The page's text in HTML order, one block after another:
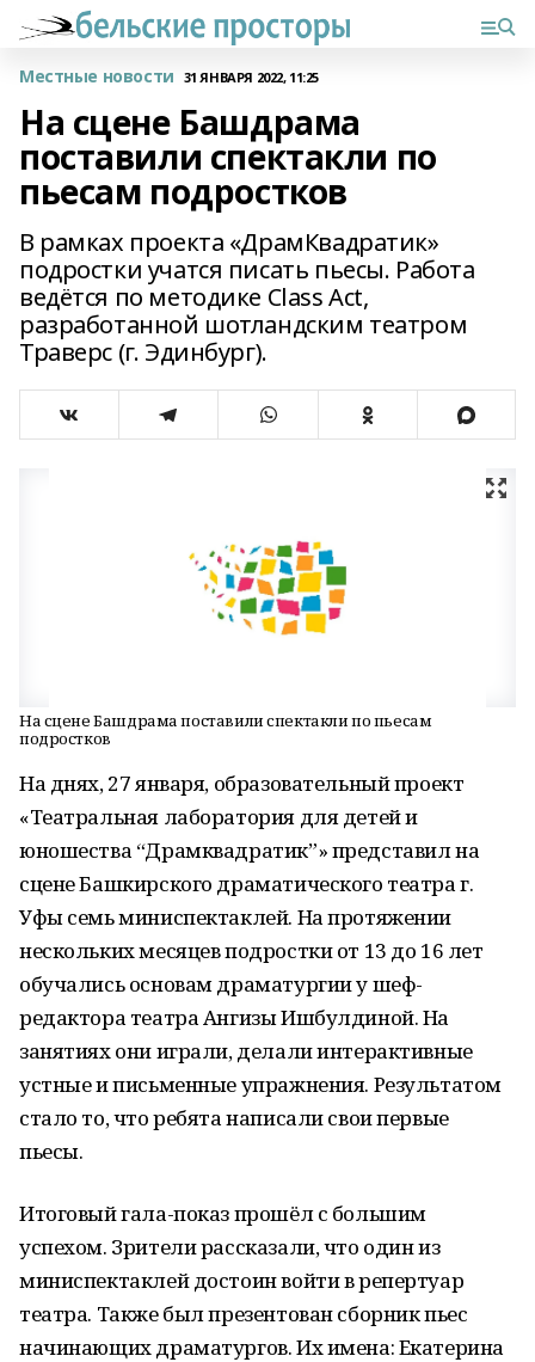
Местные новости 31 ЯНВАРЯ 2022, 11:25
На сцене Башдрама
поставили спектакли по
пьесам подростков
В рамках проекта «ДрамКвадратик»
подростки учатся писать пьесы. Работа
ведётся по методике Class Act,
разработанной шотландским театром
Траверс (г. Эдинбург).
На сцене Башдрама поставили спектакли по пьесам
подростков
На днях, 27 января, образовательный проект
«Театральная лаборатория для детей и
юношества “Драмквадратик”» представил на
сцене Башкирского драматического театра г.
Уфы семь миниспектаклей. На протяжении
нескольких месяцев подростки от 13 до 16 лет
обучались основам драматургии у шеф-
редактора театра Ангизы Ишбулдиной. На
занятиях они играли, делали интерактивные
устные и письменные упражнения. Результатом
стало то, что ребята написали свои первые
пьесы.
Итоговый гала-показ прошёл с большим
успехом. Зрители рассказали, что один из
миниспектаклей достоин войти в репертуар
театра. Также был презентован сборник пьес
начинающих драматургов. Их имена: Екатерина